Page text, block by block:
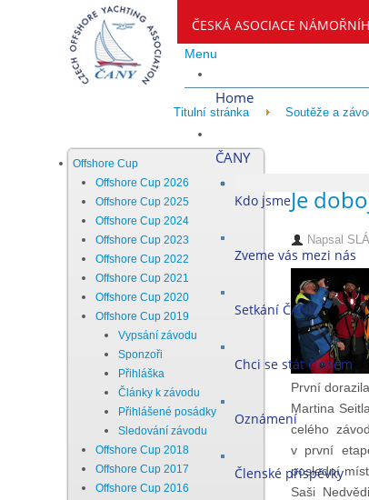
ČESKÁ ASOCIACE
Menu
Home
ČANY
Kdo jsme
Zveme vás mezi nás
Setkání ČANY
Chci se stát členem
Oznámení
Členské příspěvky
Titulní stránka Soutěže a
Offshore Cup
Offshore Cup 2026
Offshore Cup 2025
Offshore Cup 2024
Offshore Cup 2023
Offshore Cup 2022
Offshore Cup 2021
Offshore Cup 2020
Offshore Cup 2019
Vypsání závodu
Sponzoři
Přihláška
Články k závodu
Přihlášené posádky
Sledování závodu
Offshore Cup 2018
Offshore Cup 2017
Offshore Cup 2016
Je
Napsal
První
Martina
celého
v první
poslední
Saši